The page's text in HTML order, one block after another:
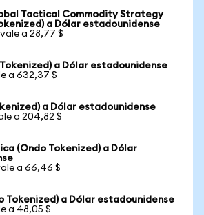
Tactical Commodity Strategy
a Dólar estadounidense
a 28,77 $
a Dólar estadounidense
a 632,37 $
a Dólar estadounidense
a 204,82 $
(Ondo Tokenized) a Dólar
a 66,46 $
Tokenized) a Dólar estadounidense
a 48,05 $